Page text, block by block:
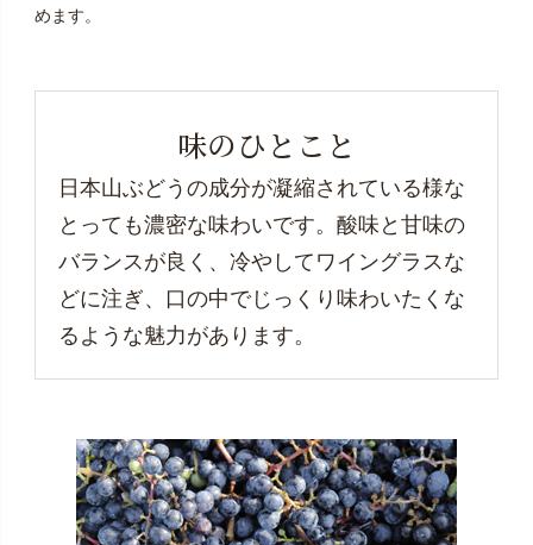
めます。
味のひとこと
日本山ぶどうの成分が凝縮されている様な
とっても濃密な味わいです。酸味と甘味の
バランスが良く、冷やしてワイングラスな
どに注ぎ、口の中でじっくり味わいたくな
るような魅力があります。